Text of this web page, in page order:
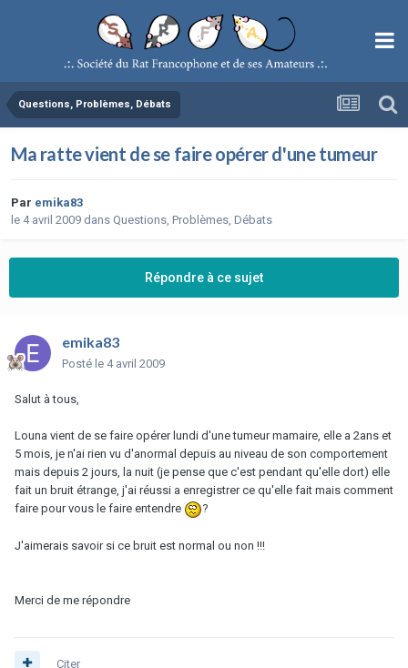
Questions, Problèmes, Débats
Ma ratte vient de se faire opérer d'une tumeur
Par emika83
le 4 avril 2009 dans Questions, Problèmes, Débats
Répondre à ce sujet
emika83
Posté le 4 avril 2009
Salut à tous,
Louna vient de se faire opérer lundi d'une tumeur mamaire, elle a 2ans et
5 mois, je n'ai rien vu d'anormal depuis au niveau de son comportement
mais depuis 2 jours, la nuit (je pense que c'est pendant qu'elle dort) elle
fait un bruit étrange, j'ai réussi a enregistrer ce qu'elle fait mais comment
faire pour vous le faire entendre
?
J'aimerais savoir si ce bruit est normal ou non !!!
Merci de me répondre
Citer